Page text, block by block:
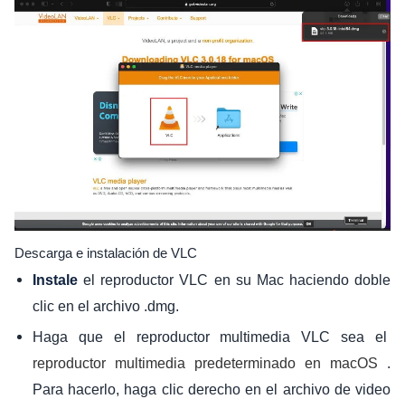
Descarga e instalación de VLC
Instale el reproductor VLC en su Mac haciendo doble
clic en el archivo .dmg.
Haga que el reproductor multimedia VLC sea el
reproductor multimedia predeterminado en macOS .
Para hacerlo, haga clic derecho en el archivo de video